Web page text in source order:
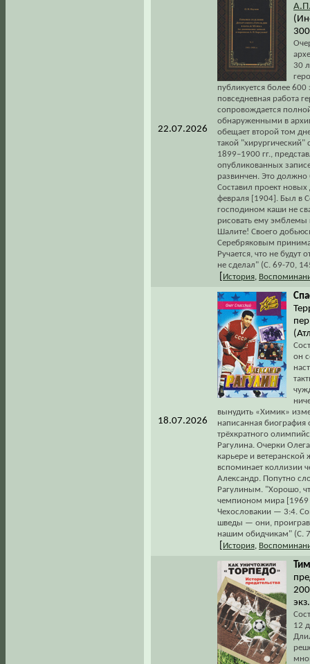
22.07.2026
30
публикуется более 600
повседневная работа
сопровождается
обнаруженными в
обещает второй том
такой "хирургический"
1899–1900 гг.,
опубликованных
развинчен. Это должно
Составил проект
февраля [1904]. Был в
господином каши не
рисовать ему эмблемы
Шалите! Своего
Серебряковым
Ручается, что не будут
не сделал" (С. 69-70,
История
18.07.2026
он
вынудить «Химик»
написанная
трёхкратного
Рагулина. Очерки
карьере и ветеранской
вспоминает коллизии
Александр. Попутно
Рагулиным. "Хорошо,
чемпионом мира [1969
Чехословакии — 3:4.
шведы — они, проиграв
нашим обидчикам" (С.
История
12